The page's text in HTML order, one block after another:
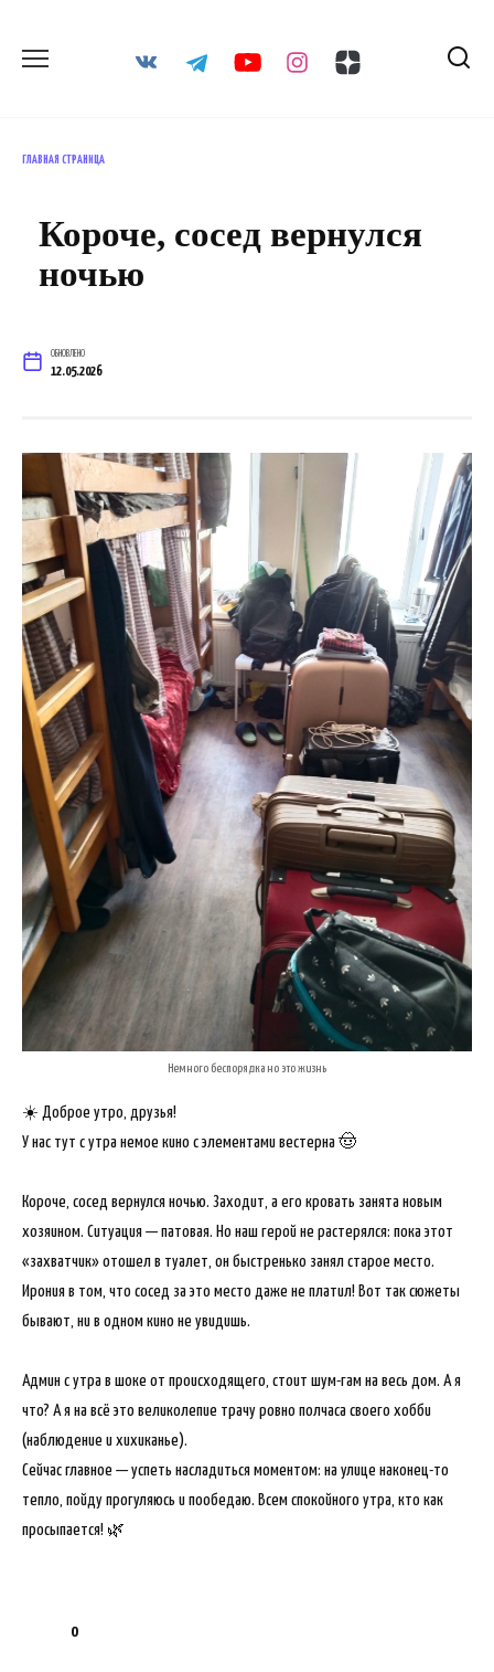
содержанию
ГЛАВНАЯ СТРАНИЦА
Короче, сосед вернулся
ночью
ОБНОВЛЕНО
12.05.2026
Немного беспорядка но это жизнь
☀️ Доброе утро, друзья!
У нас тут с утра немое кино с элементами вестерна 🤠
Короче, сосед вернулся ночью. Заходит, а его кровать занята новым
хозяином. Ситуация — патовая. Но наш герой не растерялся: пока этот
«захватчик» отошел в туалет, он быстренько занял старое место.
Ирония в том, что сосед за это место даже не платил! Вот так сюжеты
бывают, ни в одном кино не увидишь.
Админ с утра в шоке от происходящего, стоит шум-гам на весь дом. А я
что? А я на всё это великолепие трачу ровно полчаса своего хобби
(наблюдение и хихиканье).
Сейчас главное — успеть насладиться моментом: на улице наконец-то
тепло, пойду прогуляюсь и пообедаю. Всем спокойного утра, кто как
просыпается! 🌿
0